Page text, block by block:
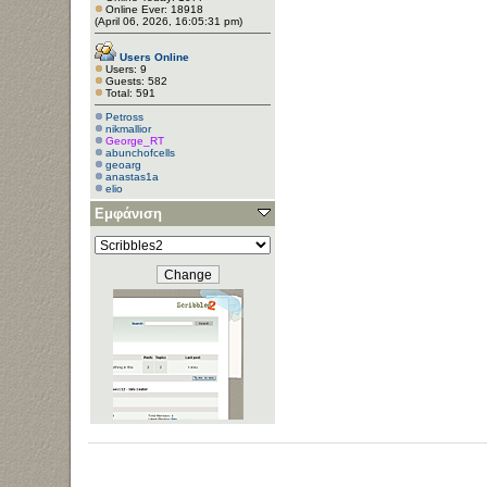
Online Ever: 18918
(April 06, 2026, 16:05:31 pm)
Users Online
Users: 9
Guests: 582
Total: 591
Petross
nikmallior
George_RT
abunchofcells
geoarg
anastas1a
elio
Εμφάνιση